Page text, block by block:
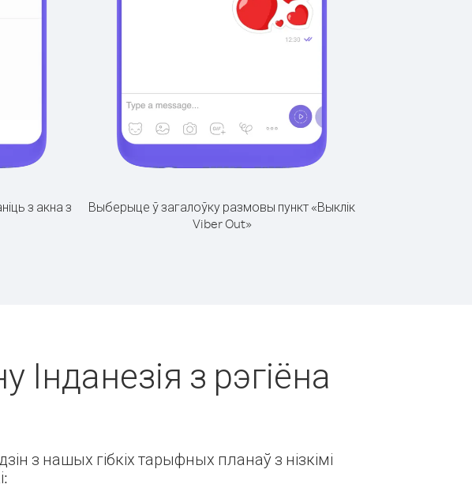
з акна з
Выберыце ў загалоўку размовы пункт «Выклік
Viber Out»
Інданезія з рэгіёна
з нашых гібкіх тарыфных планаў з нізкімі